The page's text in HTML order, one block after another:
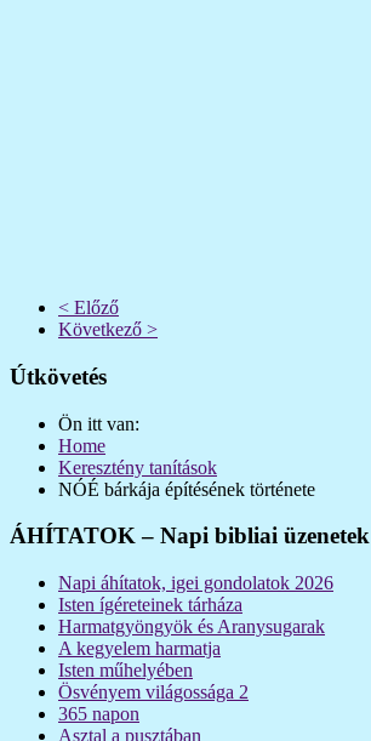
< Előző
Következő >
Útkövetés
Ön itt van:
Home
Keresztény tanítások
NÓÉ bárkája építésének története
ÁHÍTATOK – Napi bibliai üzenetek
Napi áhítatok, igei gondolatok 2026
Isten ígéreteinek tárháza
Harmatgyöngyök és Aranysugarak
A kegyelem harmatja
Isten műhelyében
Ösvényem világossága 2
365 napon
Asztal a pusztában